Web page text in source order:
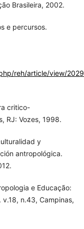
Brasileira, 2002.
e percursos.
reh/article/view/2029
critico-
RJ: Vozes, 1998.
y
antropológica.
e Educação:
v.18, n.43, Campinas,